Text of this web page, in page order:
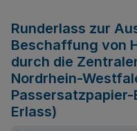
Runderlass zur
Beschaffung von
durch die
Nordrhein-
Passersatzpapier-
Erlass)